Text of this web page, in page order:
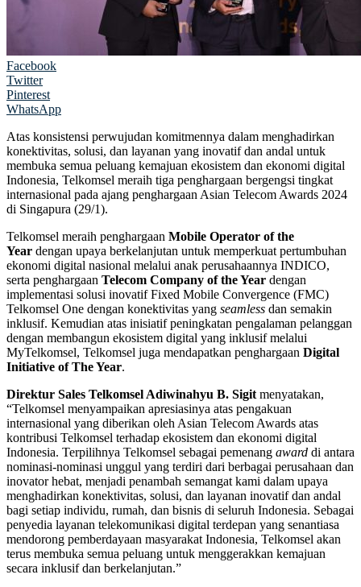
Facebook
Twitter
Pinterest
WhatsApp
Atas konsistensi perwujudan komitmennya dalam menghadirkan
konektivitas, solusi, dan layanan yang inovatif dan andal untuk
membuka semua peluang kemajuan ekosistem dan ekonomi digital
Indonesia, Telkomsel meraih tiga penghargaan bergengsi tingkat
internasional pada ajang penghargaan Asian Telecom Awards 2024
di Singapura (29/1).
Telkomsel meraih penghargaan Mobile Operator of the
Year dengan upaya berkelanjutan untuk memperkuat pertumbuhan
ekonomi digital nasional melalui anak perusahaannya INDICO,
serta penghargaan Telecom Company of the Year dengan
implementasi solusi inovatif Fixed Mobile Convergence (FMC)
Telkomsel One dengan konektivitas yang seamless dan semakin
inklusif. Kemudian atas inisiatif peningkatan pengalaman pelanggan
dengan membangun ekosistem digital yang inklusif melalui
MyTelkomsel, Telkomsel juga mendapatkan penghargaan Digital
Initiative of The Year.
Direktur Sales Telkomsel Adiwinahyu B. Sigit menyatakan,
“Telkomsel menyampaikan apresiasinya atas pengakuan
internasional yang diberikan oleh Asian Telecom Awards atas
kontribusi Telkomsel terhadap ekosistem dan ekonomi digital
Indonesia. Terpilihnya Telkomsel sebagai pemenang award di antara
nominasi-nominasi unggul yang terdiri dari berbagai perusahaan dan
inovator hebat, menjadi penambah semangat kami dalam upaya
menghadirkan konektivitas, solusi, dan layanan inovatif dan andal
bagi setiap individu, rumah, dan bisnis di seluruh Indonesia. Sebagai
penyedia layanan telekomunikasi digital terdepan yang senantiasa
mendorong pemberdayaan masyarakat Indonesia, Telkomsel akan
terus membuka semua peluang untuk menggerakkan kemajuan
secara inklusif dan berkelanjutan.”